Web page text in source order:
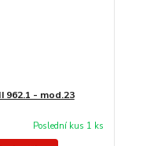
962.1 - mod.23
Poslední kus 1 ks